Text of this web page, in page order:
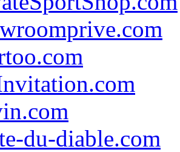
du-diable.com